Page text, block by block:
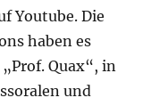
Youtube. Die
haben es
Quax“, in
und